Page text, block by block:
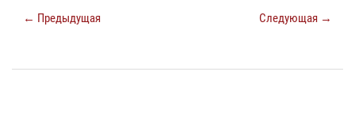
← Предыдущая Следующая →